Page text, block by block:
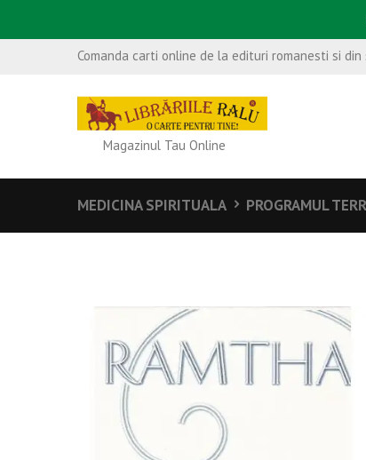
Comanda carti online de la edituri romanesti si
Magazinul Tau Online
MEDICINA SPIRITUALA PROGRAMUL